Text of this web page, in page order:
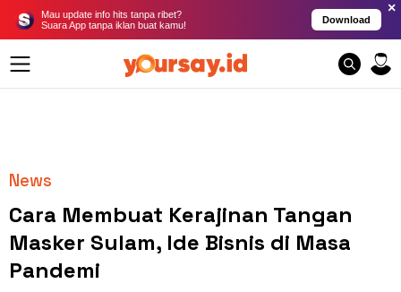
Mau update info hits tanpa ribet?
Suara App tanpa iklan buat kamu!
Download
×
News
Cara Membuat Kerajinan Tangan
Masker Sulam, Ide Bisnis di Masa
Pandemi